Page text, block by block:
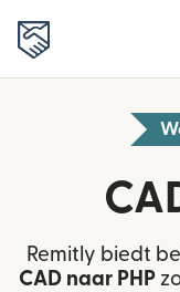
Remitly biedt
CAD naar PHP